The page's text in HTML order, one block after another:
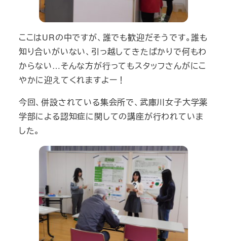
ここはURの中ですが、誰でも歓迎だそうです。誰も
知り合いがいない、引っ越してきたばかりで何もわ
からない…そんな方が行ってもスタッフさんがにこ
やかに迎えてくれますよー！
今回、併設されている集会所で、武庫川女子大学薬
学部による認知症に関しての講座が行われていま
した。